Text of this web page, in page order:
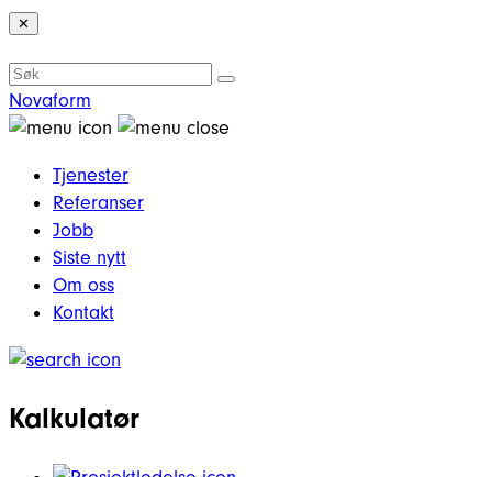
✕
Novaform
Tjenester
Referanser
Jobb
Siste nytt
Om oss
Kontakt
Kalkulatør